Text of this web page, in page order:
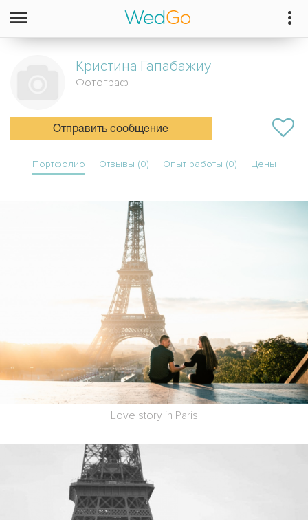
Кристина Гапабажиу
Фотограф
Отправить сообщение
Портфолио Отзывы (0) Опыт работы (0) Цены
Love story in Paris